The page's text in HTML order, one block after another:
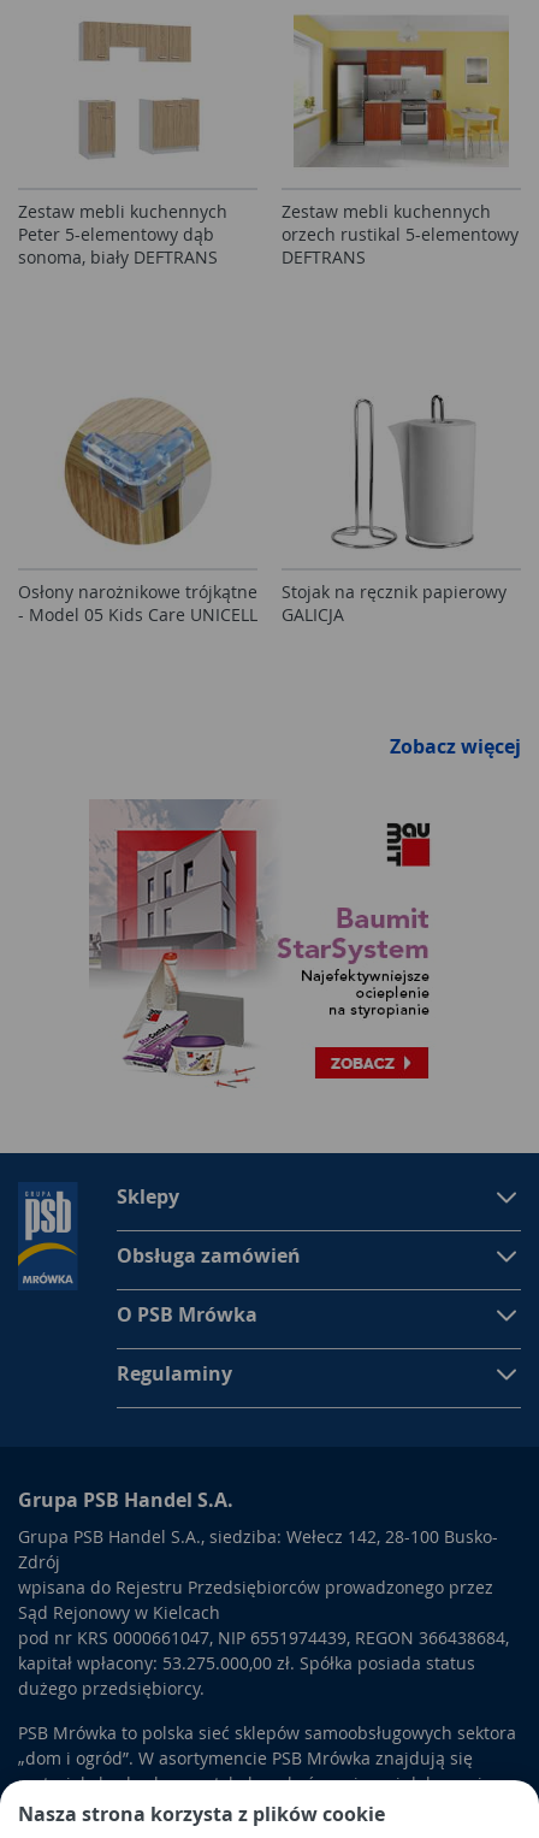
Nasza strona korzysta z plików cookie
Zestaw mebli kuchennych
Peter 5-elementowy dąb
sonoma, biały DEFTRANS
Zestaw mebli kuchennych
orzech rustikal 5-elementowy
DEFTRANS
Osłony narożnikowe trójkątne
- Model 05 Kids Care UNICELL
Stojak na ręcznik papierowy
GALICJA
Zobacz więcej
Sklepy
Obsługa zamówień
O PSB Mrówka
Regulaminy
Grupa PSB Handel S.A.
Grupa PSB Handel S.A., siedziba: Wełecz 142, 28-100 Busko-
Zdrój
wpisana do Rejestru Przedsiębiorców prowadzonego przez
Sąd Rejonowy w Kielcach
pod nr KRS 0000661047, NIP 6551974439, REGON 366438684,
kapitał wpłacony: 53.275.000,00 zł. Spółka posiada status
dużego przedsiębiorcy.
PSB Mrówka to polska sieć sklepów samoobsługowych sektora
„dom i ogród”. W asortymencie PSB Mrówka znajdują się
materiały budowlane, artykuły wykończeniowe i dekoracyjne,
wyposażenie łazienek i kuchni, elektronarzędzia, a także